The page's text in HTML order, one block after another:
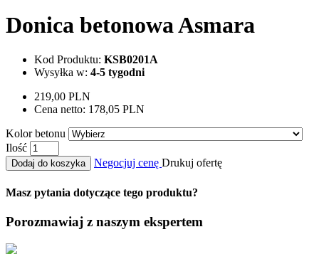
Donica betonowa Asmara
Kod Produktu: KSB0201A
Wysyłka w: 4-5 tygodni
219,00 PLN
Cena netto: 178,05 PLN
Kolor betonu
Ilość
Dodaj do koszyka Negocjuj cenę Drukuj ofertę
Masz pytania dotyczące tego produktu?
Porozmawiaj z naszym ekspertem